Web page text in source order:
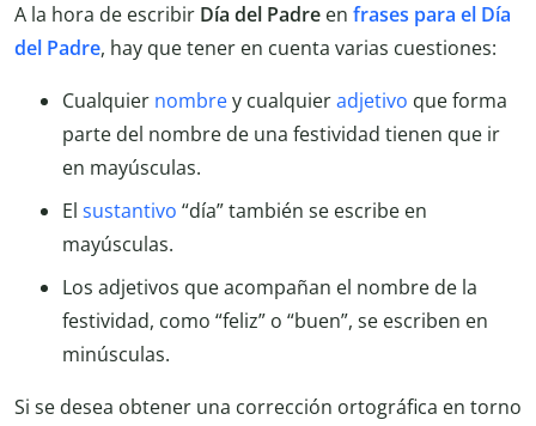
A la hora de escribir Día del Padre en frases para el Día
del Padre, hay que tener en cuenta varias cuestiones:
Cualquier nombrey cualquieradjetivo que forma
parte del nombre de una festividad tienen que ir
en mayúsculas.
El sustantivo “día” también se escribe en
mayúsculas.
Los adjetivos que acompañan el nombre de la
festividad, como “feliz” o “buen”, se escriben en
minúsculas.
Si se desea obtener una corrección ortográfica en torno